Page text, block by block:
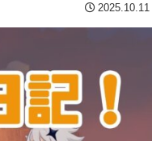
2025.10.11